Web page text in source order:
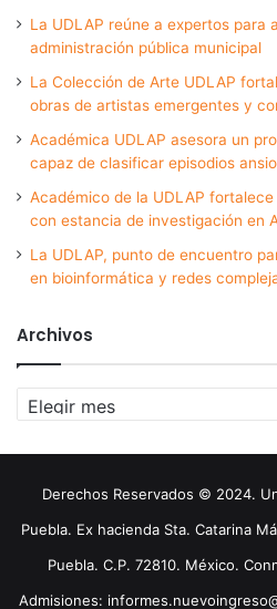
La UDLAP reúne a expertos para
administración pública municipal
La Colección de Arte UDLAP
obras de artistas emergentes y
Académica UDLAP asesora un
capaz de clasificar episodios
Académico de la UDLAP
con estancia de investigación en
La UDLAP, punto de encuentro
en bioinformática y redes
Archivos
Archivos
Derechos Reservados © 2024.
Puebla. Ex hacienda Sta. Catarina
Puebla. C.P. 72810. México.
Admisiones: